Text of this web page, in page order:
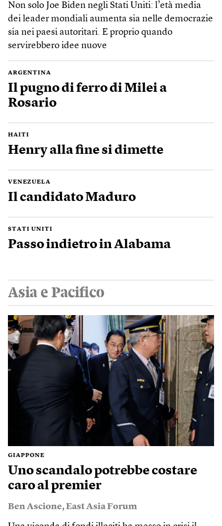
Non solo Joe Biden negli Stati Uniti: l’età media
dei leader mondiali aumenta sia nelle democrazie
sia nei paesi autoritari. E proprio quando
servirebbero idee nuove
ARGENTINA
Il pugno di ferro di Milei a
Rosario
HAITI
Henry alla fine si dimette
VENEZUELA
Il candidato Maduro
STATI UNITI
Passo indietro in Alabama
Asia e Pacifico
GIAPPONE
Uno scandalo potrebbe costare
caro al premier
Ben Ascione,East Asia Forum